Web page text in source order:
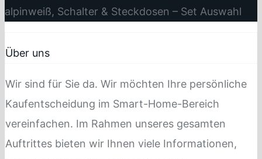
alpinweiß, Schalter & Steckdosen – Set Auswahl
Über uns
Wir sind für Sie da. Wir möchten Ihre persönliche
Kaufentscheidung im Smart-Home-Bereich
vereinfachen. Im Rahmen unseres gesamten
Auftrittes bieten wir Ihnen viele Informationen,